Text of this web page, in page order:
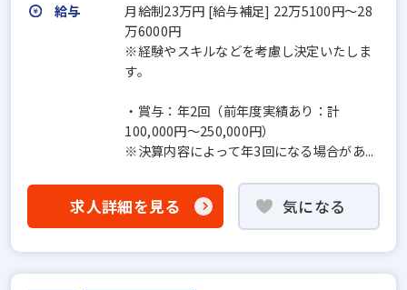
給与
月給制23万円 [給与補足] 22万5100円～28
万6000円
※経験やスキルなどを考慮し決定いたしま
す。
・賞与：年2回（前年度実績あり：計
100,000円～250,000円）
※決算内容によって年3回になる場合があ...
求人詳細を見る 気になる